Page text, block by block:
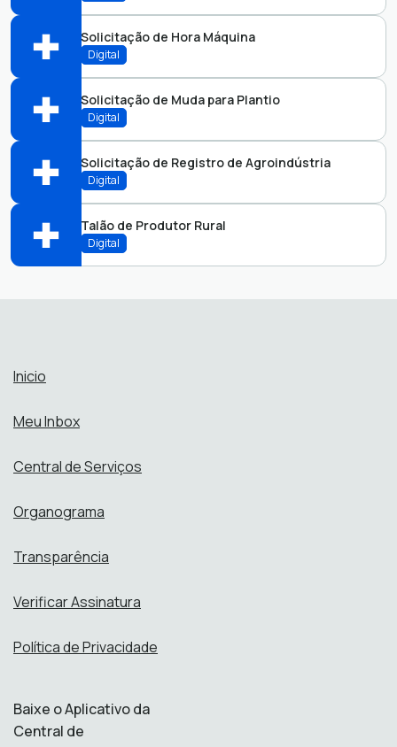
Abrir online > Via protocolo 1Doc
Solicitação de Hora Máquina
Digital
Abrir online > Via protocolo 1Doc
Solicitação de Muda para Plantio
Digital
Abrir online > Via protocolo 1Doc
Solicitação de Registro de Agroindústria
Digital
Abrir online > Via protocolo 1Doc
Talão de Produtor Rural
Digital
Inicio
Meu Inbox
Central de Serviços
Organograma
Transparência
Verificar Assinatura
Política de Privacidade
Baixe o Aplicativo da
Central de